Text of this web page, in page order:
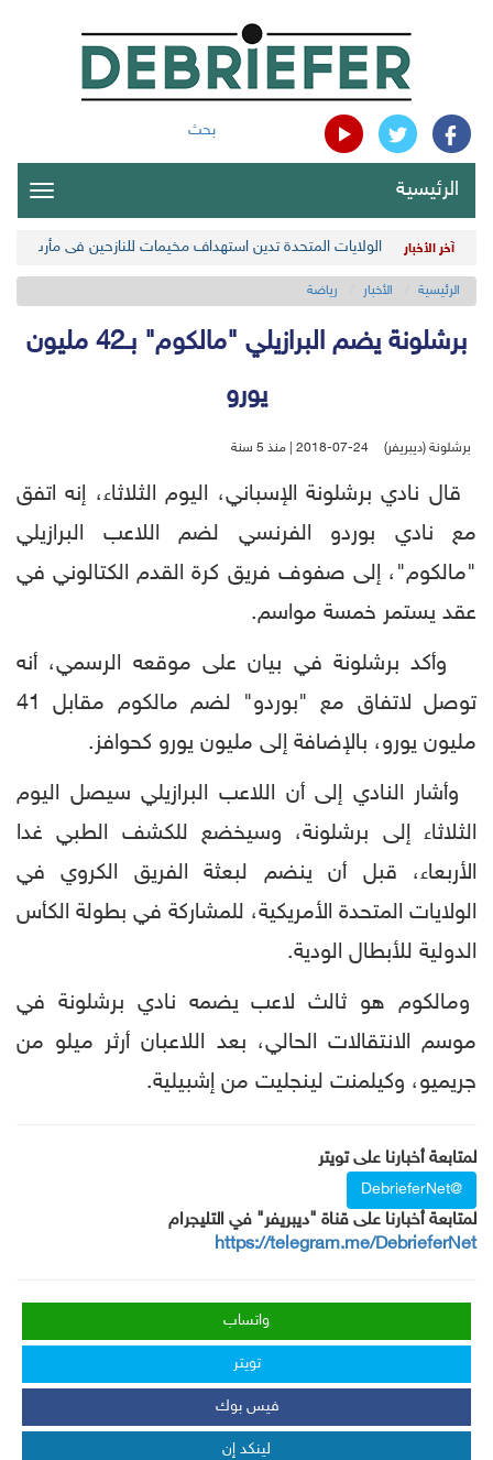
بحث
الرئيسية
آخر الأخبار الولايات المتحدة تدين استهداف مخيمات للنازحين في مأرب
الرئيسية الأخبار رياضة
برشلونة يضم البرازيلي "مالكوم" بـ42 مليون
يورو
برشلونة (ديبريفر) 2018-07-24 | منذ 5 سنة
قال نادي برشلونة الإسباني، اليوم الثلاثاء، إنه اتفق
مع نادي بوردو الفرنسي لضم اللاعب البرازيلي
"مالكوم"، إلى صفوف فريق كرة القدم الكتالوني في
عقد يستمر خمسة مواسم.
وأكد برشلونة في بيان على موقعه الرسمي، أنه
توصل لاتفاق مع "بوردو" لضم مالكوم مقابل 41
مليون يورو، بالإضافة إلى مليون يورو كحوافز.
وأشار النادي إلى أن اللاعب البرازيلي سيصل اليوم
الثلاثاء إلى برشلونة، وسيخضع للكشف الطبي غدا
الأربعاء، قبل أن ينضم لبعثة الفريق الكروي في
الولايات المتحدة الأمريكية، للمشاركة في بطولة الكأس
الدولية للأبطال الودية.
ومالكوم هو ثالث لاعب يضمه نادي برشلونة في
موسم الانتقالات الحالي، بعد اللاعبان أرثر ميلو من
جريميو، وكيلمنت لينجليت من إشبيلية.
لمتابعة أخبارنا على تويتر
@DebrieferNet
لمتابعة أخبارنا على قناة "ديبريفر" في التليجرام
https://telegram.me/DebrieferNet
واتساب
تويتر
فيس بوك
لينكد إن